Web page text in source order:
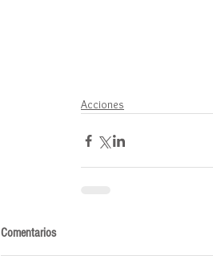
Acciones
Comentarios